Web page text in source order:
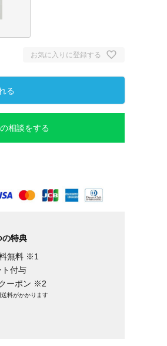
お気に入りに登録する
る
相談をする
の特典
無料 ※1
付与
ーポン ※2
料がかかります